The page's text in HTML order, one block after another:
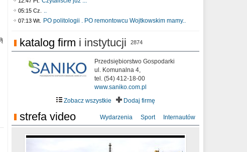
05:15 Cz. ..
07:13 Wt. PO politologii . PO remontowcu Wojtkowskim mamy..
katalog firm i instytucji 2874
Przedsiębiorstwo Gospodarki
ul. Komunalna 4,
tel. (54) 412-18-00
www.saniko.com.pl
Zobacz wszystkie
Dodaj firmę
strefa video Wydarzenia Sport Internautów
Ni To Ponk - W oczach mamy strach
sixf33t .Last Year DRONE FOOTAGE
Włocławek
XXIII Sesja Rady Miasta Włocławek VIII
kadencji w dniu 09.06.2020 r.